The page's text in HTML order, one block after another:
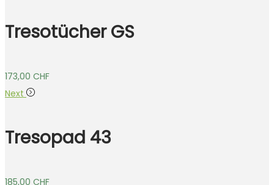
Tresotücher GS
173,00 CHF
Next
Tresopad 43
185,00 CHF